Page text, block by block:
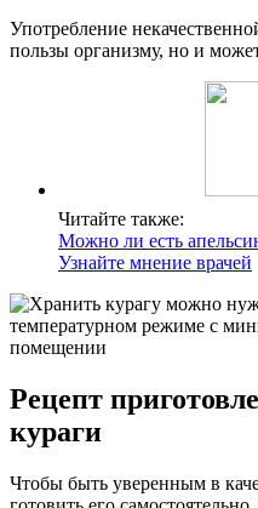
Употребление
пользы организму, но и
Читайте также:
Можно ли есть
Узнайте мнение врачей
Рецепт
кураги
Чтобы быть уверенным в